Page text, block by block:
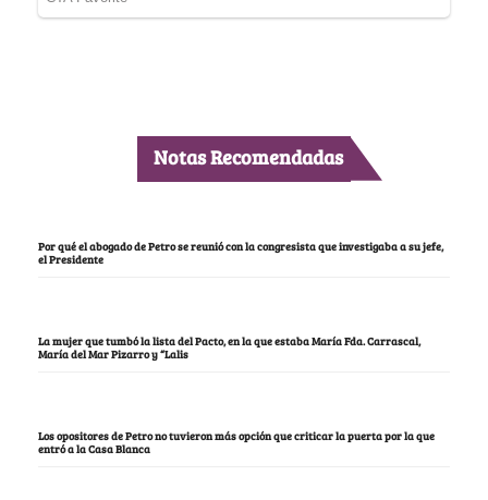
Notas Recomendadas
Por qué el abogado de Petro se reunió con la congresista que investigaba a su jefe,
el Presidente
La mujer que tumbó la lista del Pacto, en la que estaba María Fda. Carrascal,
María del Mar Pizarro y “Lalis
Los opositores de Petro no tuvieron más opción que criticar la puerta por la que
entró a la Casa Blanca